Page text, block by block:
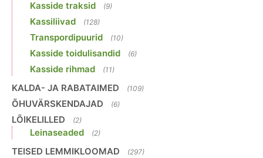
Kasside traksid (9)
Kassiliivad (128)
Transpordipuurid (10)
Kasside toidulisandid (6)
Kasside rihmad (11)
KALDA- JA RABATAIMED (109)
ÕHUVÄRSKENDAJAD (6)
LÕIKELILLED (2)
Leinaseaded (2)
TEISED LEMMIKLOOMAD (297)